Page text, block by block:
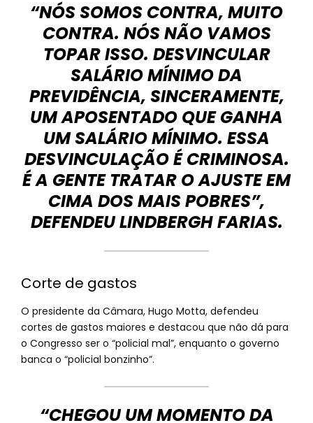
“NÓS SOMOS CONTRA, MUITO
CONTRA. NÓS NÃO VAMOS
TOPAR ISSO. DESVINCULAR
SALÁRIO MÍNIMO DA
PREVIDÊNCIA, SINCERAMENTE,
UM APOSENTADO QUE GANHA
UM SALÁRIO MÍNIMO. ESSA
DESVINCULAÇÃO É CRIMINOSA.
É A GENTE TRATAR O AJUSTE EM
CIMA DOS MAIS POBRES”,
DEFENDEU LINDBERGH FARIAS.
Corte de gastos
O presidente da Câmara, Hugo Motta, defendeu
cortes de gastos maiores e destacou que não dá para
o Congresso ser o “policial mal”, enquanto o governo
banca o “policial bonzinho”.
“CHEGOU UM MOMENTO DA